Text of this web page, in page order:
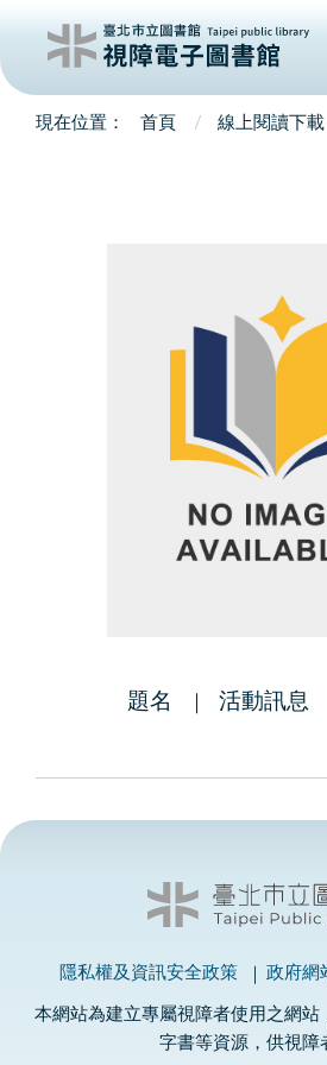
首頁 線上閱讀下載
題名 活動訊息
隱私權及資訊安全政策 政府網
本網站為建立專屬視障者使用之網站
字書等資源，供視障